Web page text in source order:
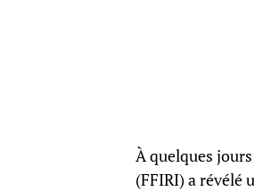
À quelques
(FFIRI) a révélé